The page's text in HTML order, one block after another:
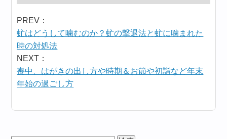
PREV：
虻はどうして噛むのか？虻の撃退法と虻に噛まれた
時の対処法
NEXT：
喪中、はがきの出し方や時期＆お節や初詣など年末
年始の過ごし方